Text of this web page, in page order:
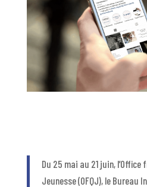
Du 25 mai au 21 juin,
Jeunesse (OFQJ), le Bureau